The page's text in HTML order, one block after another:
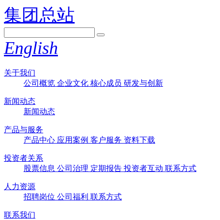
集团总站
English
关于我们
公司概览 企业文化 核心成员 研发与创新
新闻动态
新闻动态
产品与服务
产品中心 应用案例 客户服务 资料下载
投资者关系
股票信息 公司治理 定期报告 投资者互动 联系方式
人力资源
招聘岗位 公司福利 联系方式
联系我们